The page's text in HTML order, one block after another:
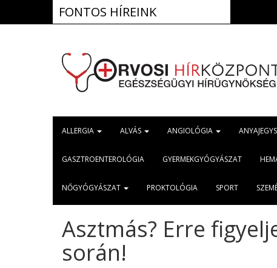
FONTOS HÍREINK
ALLERGIA ALVÁS ANGIOLÓGIA
GASZTROENTEROLÓGIA GYERMEKGYÓGYÁSZAT
NŐGYÓGYÁSZAT PROKTOLÓGIA SPORT
Asztmás? Erre
során!